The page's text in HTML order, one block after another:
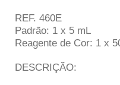
REF. 460E
Padrão: 1 x 5 mL
Reagente de Cor: 1 x
DESCRIÇÃO: